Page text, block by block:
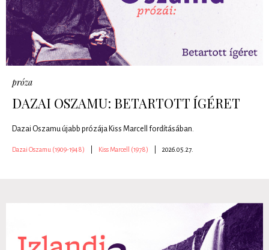
próza
DAZAI OSZAMU: BETARTOTT ÍGÉRET
Dazai Oszamu újabb prózája Kiss Marcell fordításában.
Dazai Oszamu (1909-1948) Kiss Marcell (1978) 2026.05.27.